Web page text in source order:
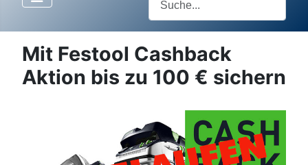
Mit Festool Cashback
Aktion bis zu 100 € sichern